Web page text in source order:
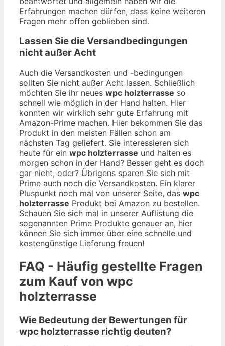
Erfahrungen machen dürfen, dass keine weiteren
Fragen mehr offen geblieben sind.
Lassen Sie die Versandbedingungen
nicht außer Acht
Auch die Versandkosten und -bedingungen
sollten Sie nicht außer Acht lassen. Schließlich
möchten Sie ihr neues wpc holzterrasse so
schnell wie möglich in der Hand halten. Hier
konnten wir wirklich sehr gute Erfahrung mit
Amazon-Prime machen. Hier bekommen Sie das
Produkt in den meisten Fällen schon am
nächsten Tag geliefert. Sie interessieren sich
heute für ein wpc holzterrasse und halten es
morgen schon in der Hand? Besser geht es doch
gar nicht, oder? Übrigens sparen Sie sich mit
Prime auch noch die Versandkosten. Ein klarer
Pluspunkt noch mal von unserer Seite, das wpc
holzterrasse Produkt bei Amazon zu bestellen.
Schauen Sie sich mal in unserer Auflistung die
sogenannten Prime Produkte genauer an, hier
können Sie sich immer über eine schnelle und
kostengünstige Lieferung freuen!
FAQ - Häufig gestellte Fragen
zum Kauf von wpc
holzterrasse
Wie Bedeutung der Bewertungen für
wpc holzterrasse richtig deuten?